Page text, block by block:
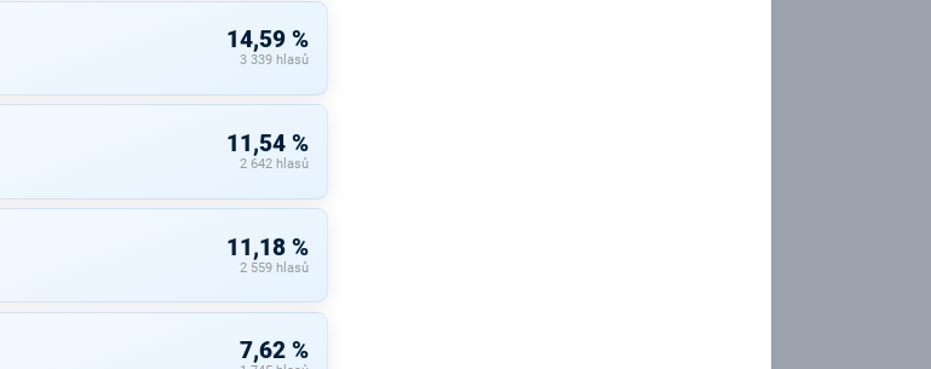
14,59 %
3 339 hlasů
11,54 %
2 642 hlasů
11,18 %
2 559 hlasů
7,62 %